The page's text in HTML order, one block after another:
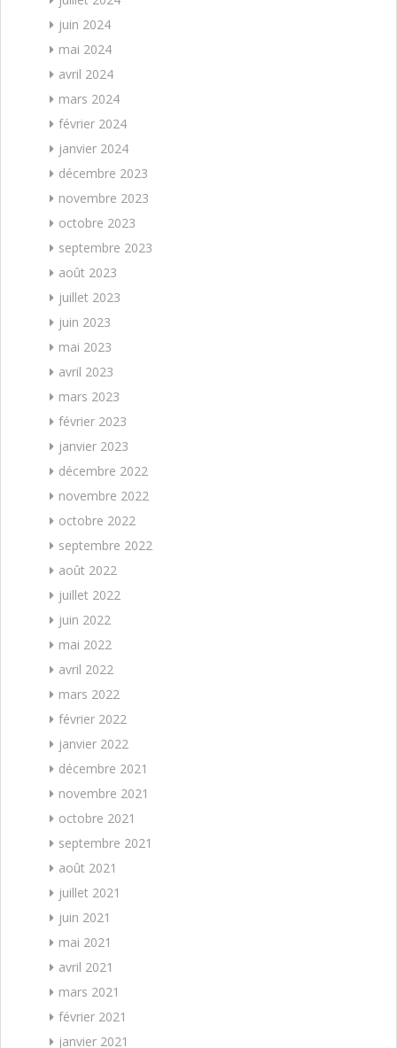
juin 2024
mai 2024
avril 2024
mars 2024
février 2024
janvier 2024
décembre 2023
novembre 2023
octobre 2023
septembre 2023
août 2023
juillet 2023
juin 2023
mai 2023
avril 2023
mars 2023
février 2023
janvier 2023
décembre 2022
novembre 2022
octobre 2022
septembre 2022
août 2022
juillet 2022
juin 2022
mai 2022
avril 2022
mars 2022
février 2022
janvier 2022
décembre 2021
novembre 2021
octobre 2021
septembre 2021
août 2021
juillet 2021
juin 2021
mai 2021
avril 2021
mars 2021
février 2021
janvier 2021